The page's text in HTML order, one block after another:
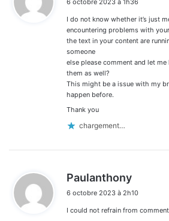
t
:
I do not know whether it’s just
encountering problems with
the text in your content are
someone
else please comment and let
them as well?
This might be a issue with my
happen before.
Thank you
chargement…
Paulanthony
t
6 octobre 2023 à 2h10
I could not refrain from